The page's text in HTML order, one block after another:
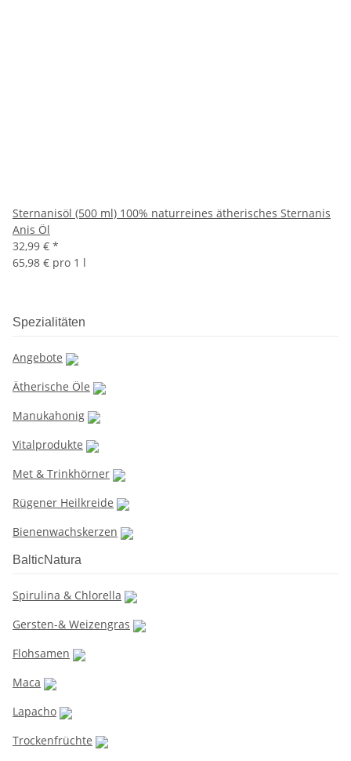
Sternanisöl (500 ml) 100% naturreines ätherisches Sternanis
Anis Öl
32,99 € *
65,98 € pro 1 l
Spezialitäten
Angebote
Ätherische Öle
Manukahonig
Vitalprodukte
Met & Trinkhörner
Rügener Heilkreide
Bienenwachskerzen
BalticNatura
Spirulina & Chlorella
Gersten-& Weizengras
Flohsamen
Maca
Lapacho
Trockenfrüchte